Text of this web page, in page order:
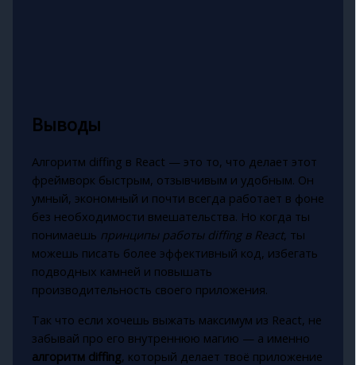
Выводы
Алгоритм diffing в React — это то, что делает этот
фреймворк быстрым, отзывчивым и удобным. Он
умный, экономный и почти всегда работает в фоне
без необходимости вмешательства. Но когда ты
понимаешь принципы работы diffing в React, ты
можешь писать более эффективный код, избегать
подводных камней и повышать
производительность своего приложения.
Так что если хочешь выжать максимум из React, не
забывай про его внутреннюю магию — а именно
алгоритм diffing, который делает твоё приложение